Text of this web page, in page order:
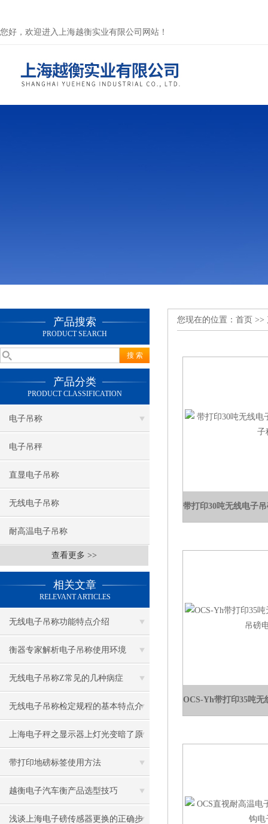
您好，欢迎进入上海越衡实业有限公司网站！
产品搜索
PRODUCT SEARCH
产品分类
PRODUCT CLASSIFICATION
电子吊称
电子吊秤
直显电子吊称
无线电子吊称
耐高温电子吊称
查看更多 >>
相关文章
RELEVANT ARTICLES
无线电子吊称功能特点介绍
衡器专家解析电子吊称使用环境
无线电子吊称Z常见的几种病症
无线电子吊称检定规程的基本特点介
绍
上海电子秤之显示器上灯光变暗了原
因
带打印地磅标签使用方法
越衡电子汽车衡产品选型技巧
浅谈上海电子磅传感器更换的正确步
您现在的位置： 首页 >>
带打印30吨无线电子